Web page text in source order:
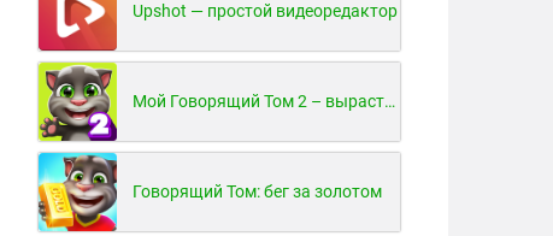
Upshot — простой видеоредактор
Мой Говорящий Том 2 – вырасти и воспитай своего котенка
Говорящий Том: бег за золотом